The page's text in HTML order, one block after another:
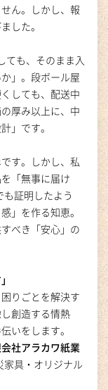
ん。しかし、報
した。
ても、そのまま入
」 。段ボール屋
しても、配送中
厚み以上に、中
」です。
す。しかし、私
「無事に届け
証明したよう
」を作る知恵。
べき「安心」の
りごとを解決す
創造する情熱
いをします。
社アラカワ紙業
家具・オリジナル